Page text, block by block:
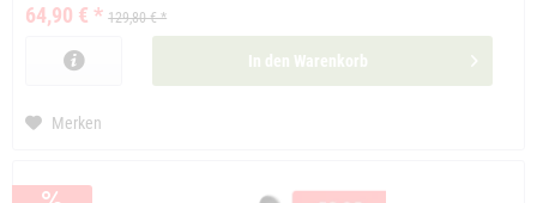
64,90 € * 129,80 € *
In den Warenkorb
Merken